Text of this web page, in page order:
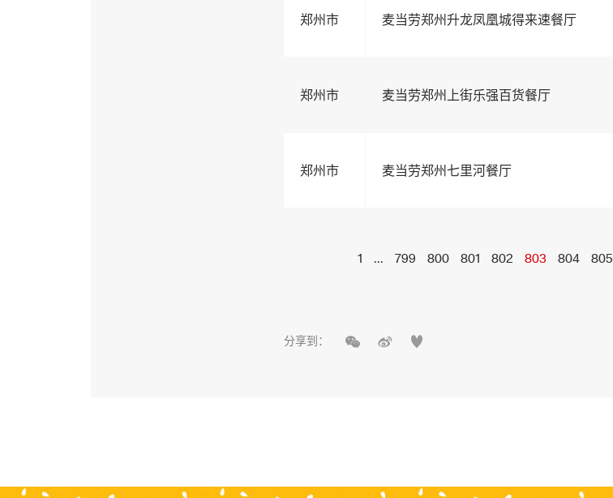
郑州市 麦当劳郑州升龙凤凰城得来速餐厅
郑州市 麦当劳郑州上街乐强百货餐厅
郑州市 麦当劳郑州七里河餐厅
1 ... 799 800 801 802 803 804 805
分享到：   